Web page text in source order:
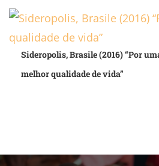
Sideropolis, Brasile (2016) “Por
melhor qualidade de vida”